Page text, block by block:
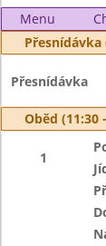
Menu
Přesnídávka
Přesnídávka
Oběd (11:30
1